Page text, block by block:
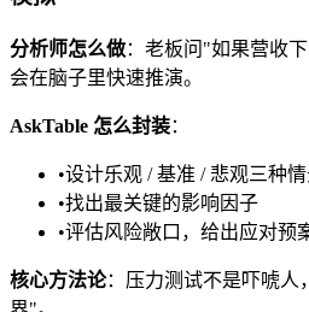
分析师怎么做：老板问"如果营收
会在脑子里快速推演。
AskTable 怎么封装：
•设计乐观 / 基准 / 悲观三种
•找出最关键的影响因子
•评估风险敞口，给出应对预
核心方法论：压力测试不是吓唬人